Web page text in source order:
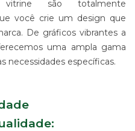
são totalmente
você crie um design que
De gráficos vibrantes a
uma ampla gama
necessidades específicas.